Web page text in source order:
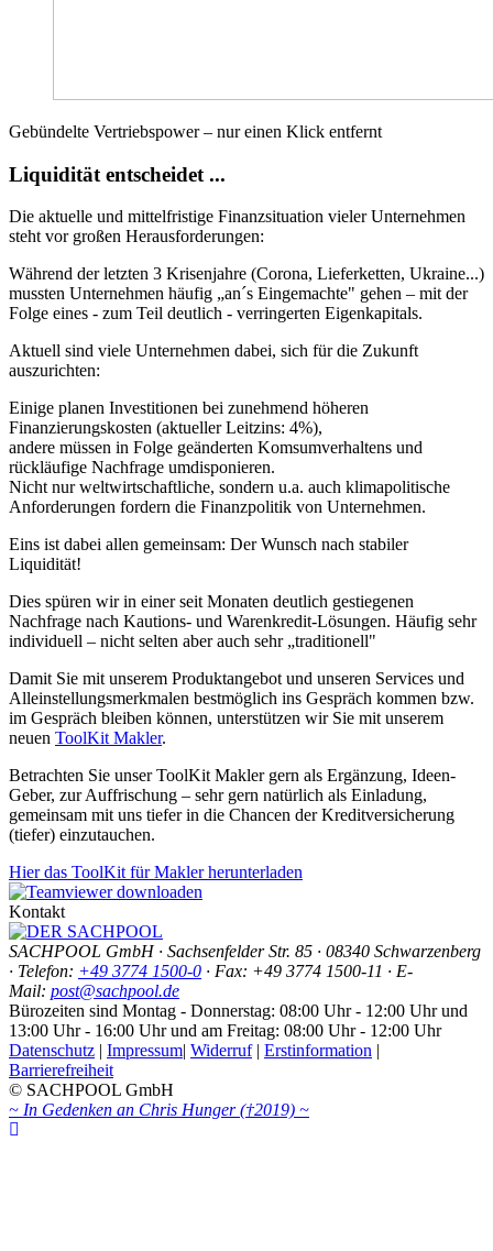
Gebündelte Vertriebspower – nur einen Klick entfernt
Liquidität entscheidet ...
Die aktuelle und mittelfristige Finanzsituation vieler Unternehmen
steht vor großen Herausforderungen:
Während der letzten 3 Krisenjahre (Corona, Lieferketten, Ukraine...)
mussten Unternehmen häufig „an´s Eingemachte" gehen – mit der
Folge eines - zum Teil deutlich - verringerten Eigenkapitals.
Aktuell sind viele Unternehmen dabei, sich für die Zukunft
auszurichten:
Einige planen Investitionen bei zunehmend höheren
Finanzierungskosten (aktueller Leitzins: 4%),
andere müssen in Folge geänderten Komsumverhaltens und
rückläufige Nachfrage umdisponieren.
Nicht nur weltwirtschaftliche, sondern u.a. auch klimapolitische
Anforderungen fordern die Finanzpolitik von Unternehmen.
Eins ist dabei allen gemeinsam: Der Wunsch nach stabiler
Liquidität!
Dies spüren wir in einer seit Monaten deutlich gestiegenen
Nachfrage nach Kautions- und Warenkredit-Lösungen. Häufig sehr
individuell – nicht selten aber auch sehr „traditionell"
Damit Sie mit unserem Produktangebot und unseren Services und
Alleinstellungsmerkmalen bestmöglich ins Gespräch kommen bzw.
im Gespräch bleiben können, unterstützen wir Sie mit unserem
neuen ToolKit Makler.
Betrachten Sie unser ToolKit Makler gern als Ergänzung, Ideen-
Geber, zur Auffrischung – sehr gern natürlich als Einladung,
gemeinsam mit uns tiefer in die Chancen der Kreditversicherung
(tiefer) einzutauchen.
Hier das ToolKit für Makler herunterladen
Kontakt
SACHPOOL GmbH · Sachsenfelder Str. 85 · 08340 Schwarzenberg
· Telefon: +49 3774 1500-0 · Fax: +49 3774 1500-11 · E-
Mail: post@sachpool.de
Bürozeiten sind Montag - Donnerstag: 08:00 Uhr - 12:00 Uhr und
13:00 Uhr - 16:00 Uhr und am Freitag: 08:00 Uhr - 12:00 Uhr
Datenschutz | Impressum| Widerruf| Erstinformation |
Barrierefreiheit
© SACHPOOL GmbH
~ In Gedenken an Chris Hunger (†2019) ~